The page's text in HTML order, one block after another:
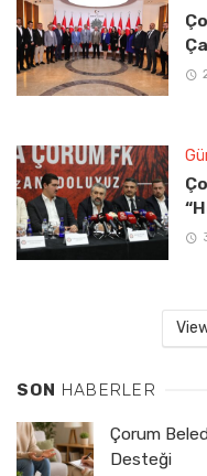
SON HABERLER
Çorum
Desteği